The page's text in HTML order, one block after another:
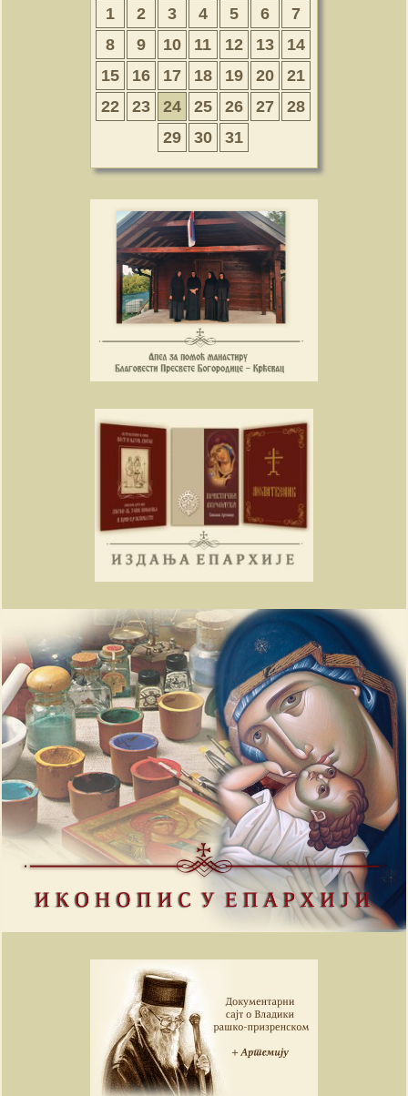
1 2 3 4 5 6
7
8
9 10 11 12 13
14
15
16 17 18 19 20
21
22
23 24 25 26 27
28
29
30 31